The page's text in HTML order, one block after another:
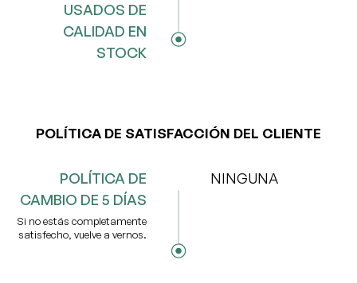
USADOS DE
CALIDAD EN
STOCK
POLÍTICA DE SATISFACCIÓN DEL CLIENTE
POLÍTICA DE
CAMBIO DE 5 DÍAS
Si no estás completamente
satisfecho, vuelve a vernos.
NINGUNA
URL de captura de pantalla
Enviar